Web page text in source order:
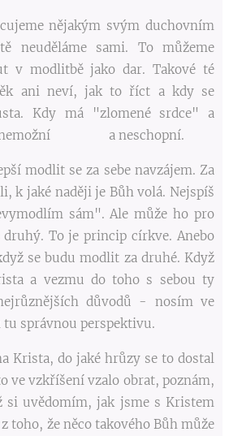
nějakým svým duchovním
neuděláme sami. To můžeme
v modlitbě jako dar. Takové té
ani neví, jak to říct a kdy se
Kdy má "zlomené srdce" a
nemožní a neschopní.
modlit se za sebe navzájem. Za
k jaké naději je Bůh volá. Nejspíš
sám". Ale může ho pro
To je princip církve. Anebo
se budu modlit za druhé. Když
a vezmu do toho s sebou ty
důvodů - nosím ve
tu správnou perspektivu.
Krista, do jaké hrůzy se to dostal
ve vzkříšení vzalo obrat, poznám,
si uvědomím, jak jsme s Kristem
toho, že něco takového Bůh může